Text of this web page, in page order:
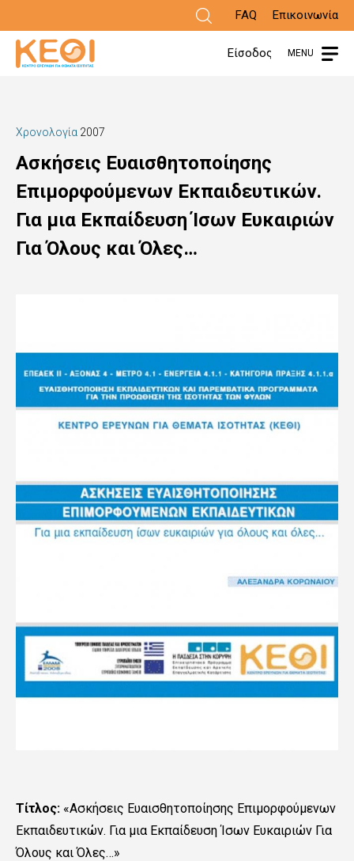
προς
το
περιεχόμενο
FAQ Επικοινωνία
Είσοδος MENU
Χρονολογία 2007
Ασκήσεις Ευαισθητοποίησης
Επιμορφούμενων Εκπαιδευτικών.
Για μια Εκπαίδευση Ίσων Ευκαιριών
Για Όλους και Όλες…
Τίτλος: «Ασκήσεις Ευαισθητοποίησης Επιμορφούμενων
Εκπαιδευτικών. Για μια Εκπαίδευση Ίσων Ευκαιριών Για
Όλους και Όλες…»